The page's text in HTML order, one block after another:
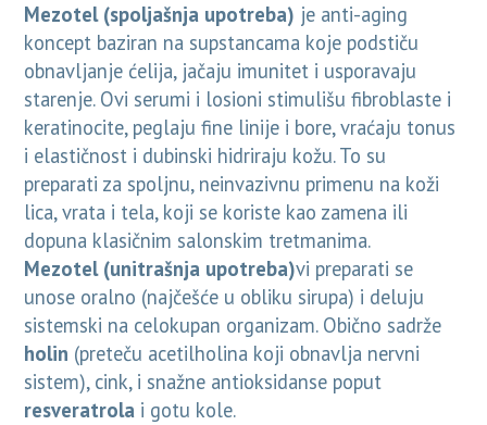
Mezotel (spoljašnja upotreba) je anti-aging
koncept baziran na supstancama koje podstiču
obnavljanje ćelija, jačaju imunitet i usporavaju
starenje. Ovi serumi i losioni stimulišu fibroblaste i
keratinocite, peglaju fine linije i bore, vraćaju tonus
i elastičnost i dubinski hidriraju kožu. To su
preparati za spoljnu, neinvazivnu primenu na koži
lica, vrata i tela, koji se koriste kao zamena ili
dopuna klasičnim salonskim tretmanima.
Mezotel (unitrašnja upotreba)vi preparati se
unose oralno (najčešće u obliku sirupa) i deluju
sistemski na celokupan organizam. Obično sadrže
holin (preteču acetilholina koji obnavlja nervni
sistem), cink, i snažne antioksidanse poput
resveratrola i gotu kole.